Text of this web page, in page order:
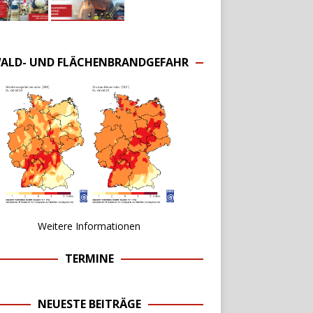
UND FLÄCHENBRANDGEFAHR
Weitere Informationen
TERMINE
NEUESTE BEITRÄGE